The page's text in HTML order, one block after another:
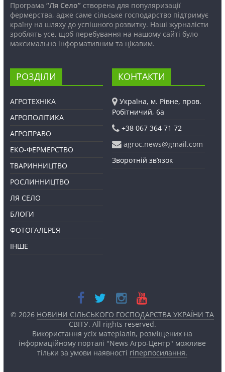
Програма “Ля Село”створена для популяризації
фермерства, адже саме сільське господарство підтримує
країну на шляху до успішного розвитку. Наші журналісти
зроблять усе, щоб перебування на нашому сайті було
максимально інформативним та цікавим.
РОЗДІЛИ
АГРОТЕХНІКА
АГРОПОЛІТИКА
АГРОПРАВО
ЕКО-ФЕРМЕРСТВО
ТВАРИННИЦТВО
РОСЛИННИЦТВО
ЛЯ СЕЛО
БЛОГИ
ФОТОГАЛЕРЕЯ
ІНШЕ
КОНТАКТИ
Україна, м. Рівне, пров.
Робітничий, 6а
+38 067 364 71 72
agroc.news@gmail.com
Зворотній зв’язок
© 2026 НОВИНИ СІЛЬСЬКОГО ГОСПОДАРСТВА УКРАЇНИ ТА
СВІТУ. All rights reserved.
Використання усіх матеріалів, розміщених на
інформаційному порталі "News Агро-Центр" можливе
тільки за умови наявності гіперпосилання.